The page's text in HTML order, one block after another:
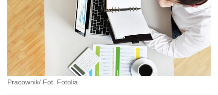
Pracownik/ Fot. Fotolia